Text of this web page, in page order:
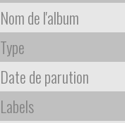
Nom de l'album
Type
Date de parution
Labels